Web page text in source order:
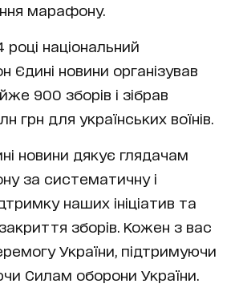
марафону.
році національний
Єдині новини організував
900 зборів і зібрав
грн для українських воїнів.
новини дякує глядачам
за систематичну і
наших ініціатив та
зборів. Кожен з вас
України, підтримуючи
Силам оборони України.